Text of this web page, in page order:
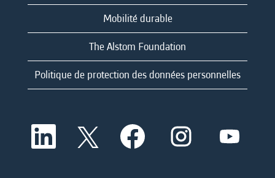
Mobilité durable
The Alstom Foundation
Politique de protection des données personnelles
S
o
S
’
o
S
o